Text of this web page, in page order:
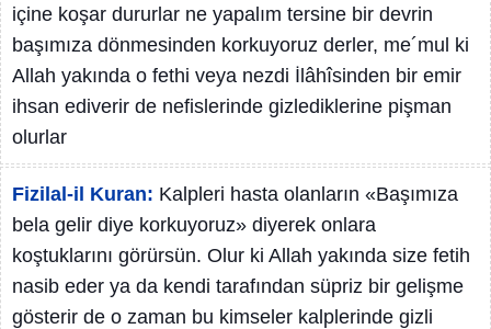
içine koşar dururlar ne yapalım tersine bir devrin
başımıza dönmesinden korkuyoruz derler, me´mul ki
Allah yakında o fethi veya nezdi İlâhîsinden bir emir
ihsan ediverir de nefislerinde gizlediklerine pişman
olurlar
Fizilal-il Kuran: Kalpleri hasta olanların «Başımıza
bela gelir diye korkuyoruz» diyerek onlara
koştuklarını görürsün. Olur ki Allah yakında size fetih
nasib eder ya da kendi tarafından süpriz bir gelişme
gösterir de o zaman bu kimseler kalplerinde gizli